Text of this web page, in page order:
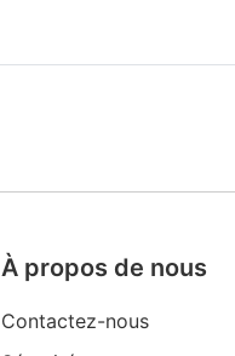
À propos de nous
Contactez-nous